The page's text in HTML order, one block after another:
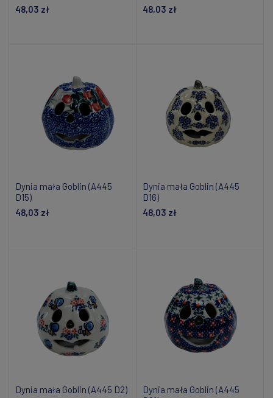
48,03 zł
48,03 zł
Dynia mała Goblin (A445
D15)
48,03 zł
Dynia mała Goblin (A445
D16)
48,03 zł
Dynia mała Goblin (A445 D2)
Dynia mała Goblin (A445